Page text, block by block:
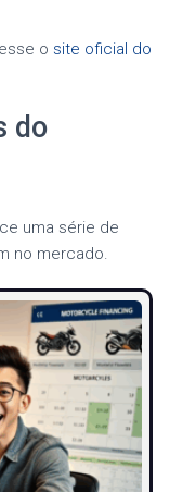
o site oficial do
do
uma série de
no mercado.